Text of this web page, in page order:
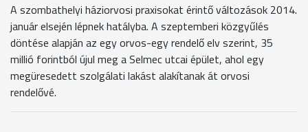
A szombathelyi háziorvosi praxisokat érintő változások 2014.
január elsején lépnek hatályba. A szeptemberi közgyűlés
döntése alapján az egy orvos-egy rendelő elv szerint, 35
millió forintból újul meg a Selmec utcai épület, ahol egy
megüresedett szolgálati lakást alakítanak át orvosi
rendelővé.